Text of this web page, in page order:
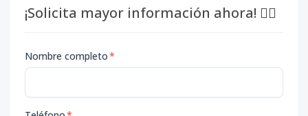
¡Solicita mayor información ahora! 👇🏽
Nombre completo*